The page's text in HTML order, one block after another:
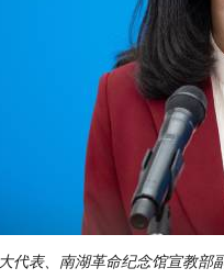
代表、南湖革命纪念馆宣教部